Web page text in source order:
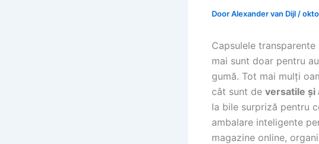
DoorAlexander van Dijl /
Capsulele
mai sunt doar pentru
gumă. Tot mai mulți
cât sunt de versatile și
la bile surpriză pentru
ambalare inteligente
magazine online,